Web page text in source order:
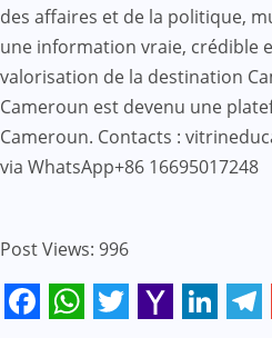
des affaires et de la politique,
une information vraie, crédible
valorisation de la destination
Cameroun est devenu une
Cameroun. Contacts :
via WhatsApp+86 16695017248
Post Views: 996